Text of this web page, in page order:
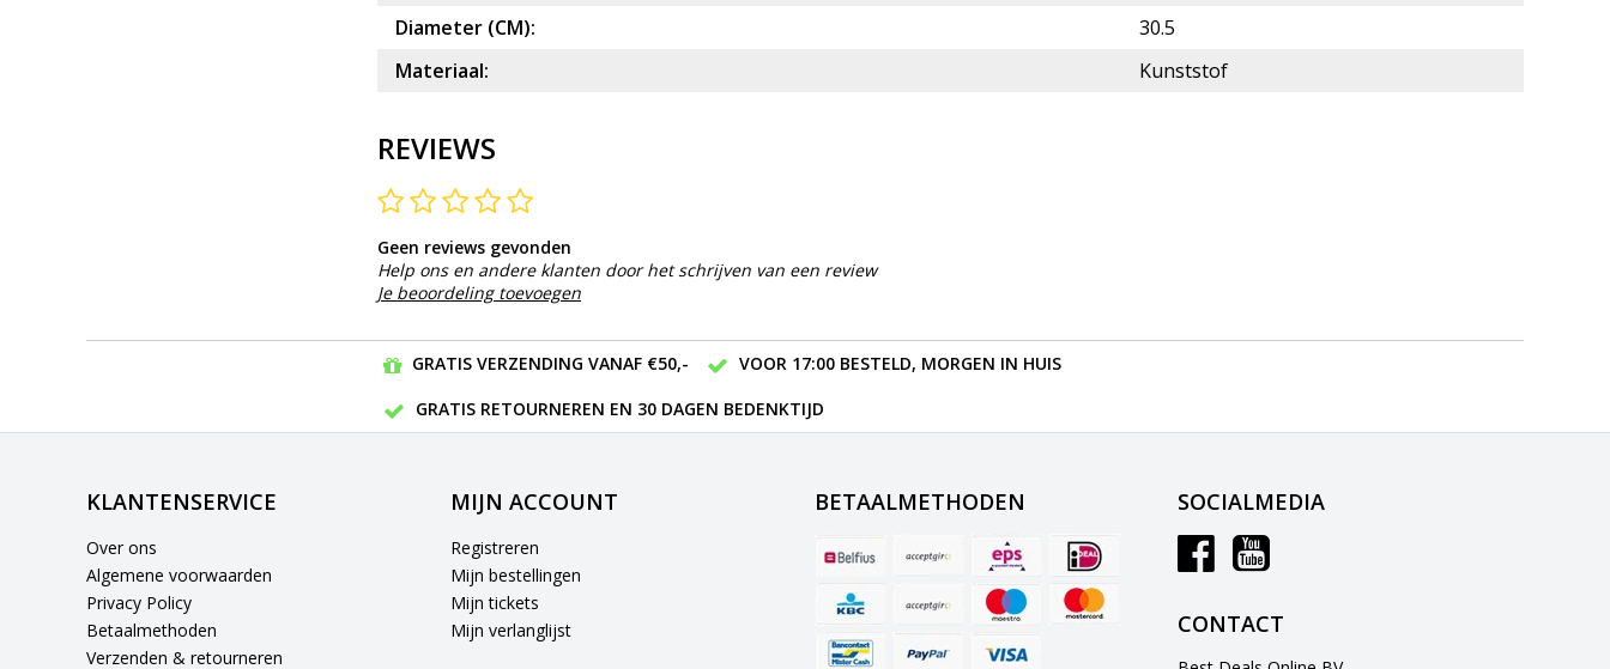
Diameter (CM):
30.5
Materiaal:
Kunststof
REVIEWS
Geen reviews gevonden
Help ons en andere klanten door het schrijven van een review
Je beoordeling toevoegen
GRATIS VERZENDING VANAF €50,-
VOOR 17:00 BESTELD, MORGEN IN HUIS
GRATIS RETOURNEREN EN 30 DAGEN BEDENKTIJD
KLANTENSERVICE
Over ons
Algemene voorwaarden
Privacy Policy
Betaalmethoden
Verzenden & retourneren
MIJN ACCOUNT
Registreren
Mijn bestellingen
Mijn tickets
Mijn verlanglijst
BETAALMETHODEN SOCIALMEDIA
CONTACT